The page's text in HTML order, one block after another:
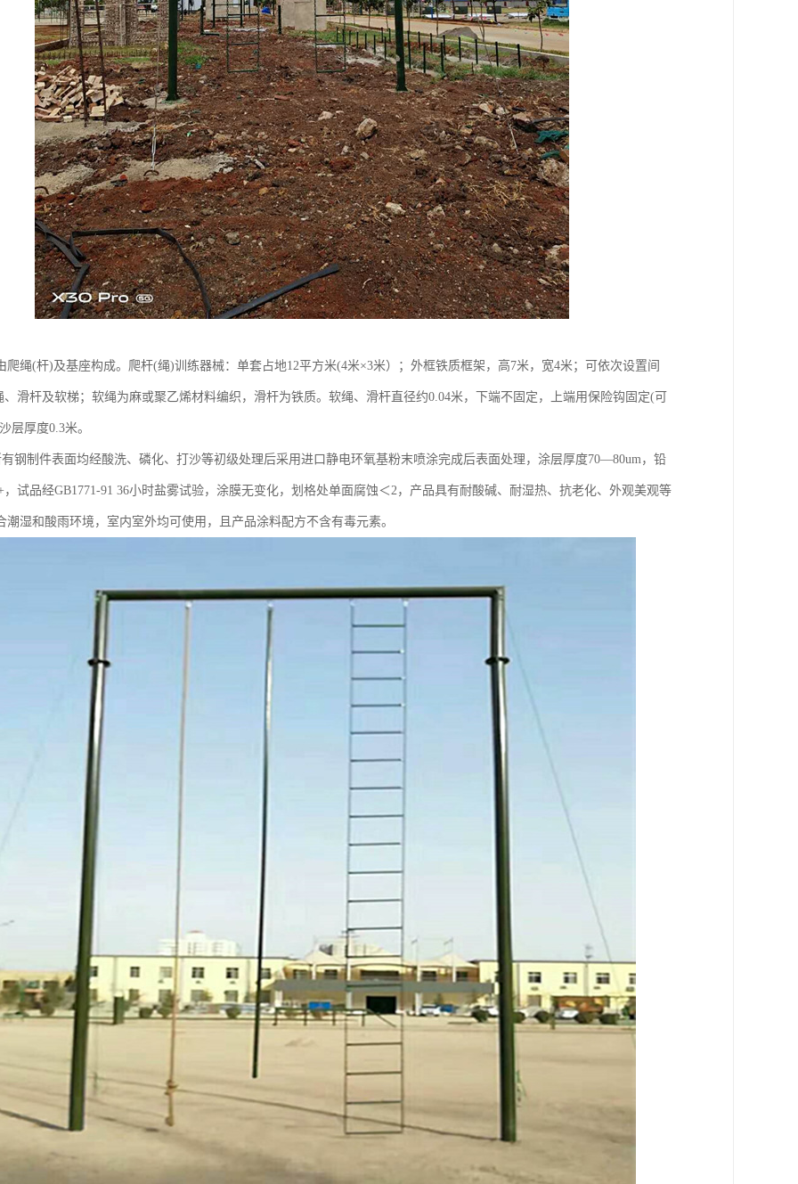
爬绳(杆)及基座构成。爬杆(绳)训练器械：单套占地12平方米(4米×3米）；外框铁质框架，高7米，宽4米；可依次设置间
、滑杆及软梯；软绳为麻或聚乙烯材料编织，滑杆为铁质。软绳、滑杆直径约0.04米，下端不固定，上端用保险钩固定(可
层厚度0.3米。
钢制件表面均经酸洗、磷化、打沙等初级处理后采用进口静电环氧基粉末喷涂完成后表面处理，涂层厚度70—80um，铅
，试品经GB1771-91 36小时盐雾试验，涂膜无变化，划格处单面腐蚀＜2，产品具有耐酸碱、耐湿热、抗老化、外观美观等
潮湿和酸雨环境，室内室外均可使用，且产品涂料配方不含有毒元素。